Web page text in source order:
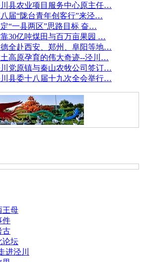
县农业项目服务中心原主任…
届“陇台青年创客行”来泾…
“一县两区”思路目标 奋…
30亿吨煤田与百万亩果园 …
全赴西安、郑州、阜阳等地…
高原孕育的伟大奇迹--泾川…
党原镇与秦山农牧公司签订…
县委十八届十九次全会举行…
王母
件
古
论坛
进泾川